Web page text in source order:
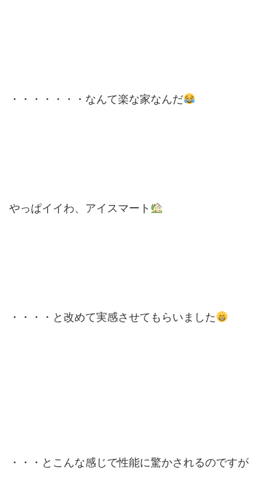
・・・・・・・なんて楽な家なんだ
やっぱイイわ、アイスマート
・・・・と改めて実感させてもらいました
・・・とこんな感じで性能に驚かされるのですが